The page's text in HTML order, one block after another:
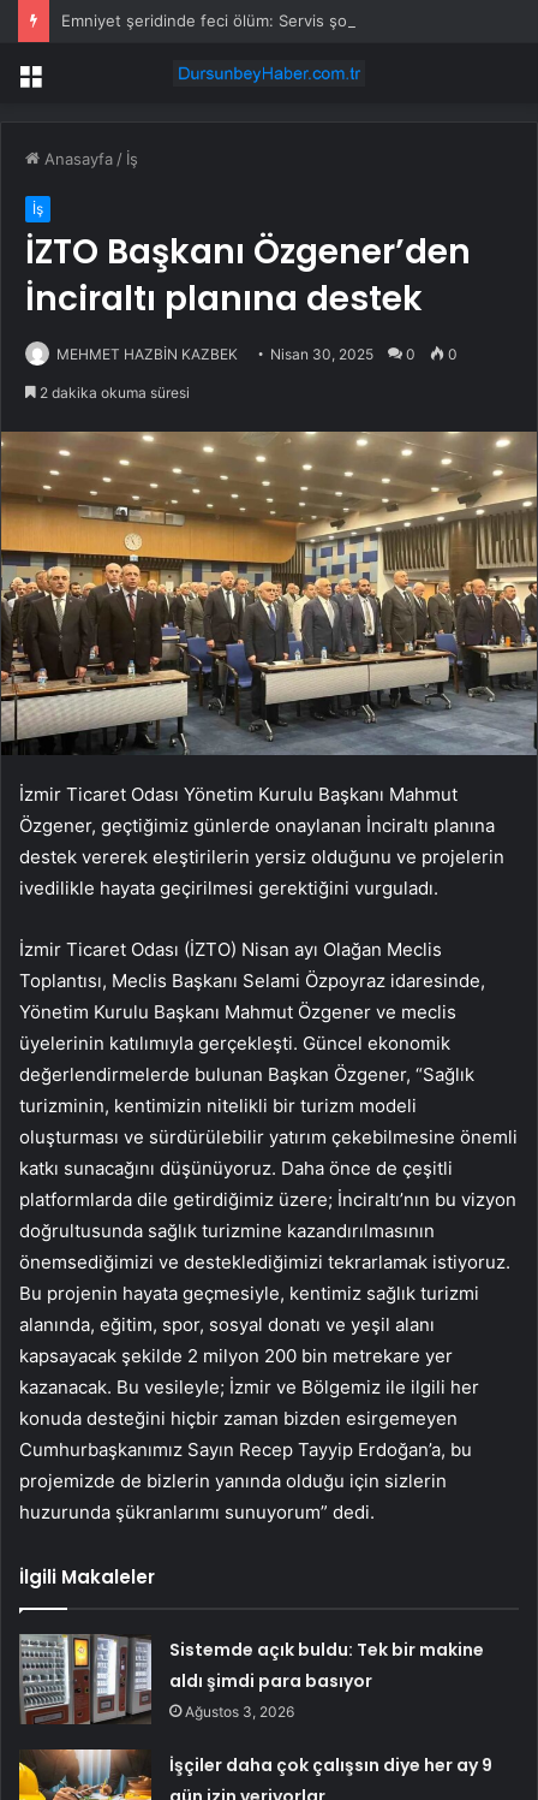
Menü
Anasayfa / İş
İş
İZTO Başkanı Özgener’den
İnciraltı planına destek
MEHMET HAZBİN KAZBEK Nisan 30, 2025 0 0
2 dakika okuma süresi
İzmir Ticaret Odası Yönetim Kurulu Başkanı Mahmut
Özgener, geçtiğimiz günlerde onaylanan İnciraltı planına
destek vererek eleştirilerin yersiz olduğunu ve projelerin
ivedilikle hayata geçirilmesi gerektiğini vurguladı.
İzmir Ticaret Odası (İZTO) Nisan ayı Olağan Meclis
Toplantısı, Meclis Başkanı Selami Özpoyraz idaresinde,
Yönetim Kurulu Başkanı Mahmut Özgener ve meclis
üyelerinin katılımıyla gerçekleşti. Güncel ekonomik
değerlendirmelerde bulunan Başkan Özgener, “Sağlık
turizminin, kentimizin nitelikli bir turizm modeli
oluşturması ve sürdürülebilir yatırım çekebilmesine önemli
katkı sunacağını düşünüyoruz. Daha önce de çeşitli
platformlarda dile getirdiğimiz üzere; İnciraltı’nın bu vizyon
doğrultusunda sağlık turizmine kazandırılmasının
önemsediğimizi ve desteklediğimizi tekrarlamak istiyoruz.
Bu projenin hayata geçmesiyle, kentimiz sağlık turizmi
alanında, eğitim, spor, sosyal donatı ve yeşil alanı
kapsayacak şekilde 2 milyon 200 bin metrekare yer
kazanacak. Bu vesileyle; İzmir ve Bölgemiz ile ilgili her
konuda desteğini hiçbir zaman bizden esirgemeyen
Cumhurbaşkanımız Sayın Recep Tayyip Erdoğan’a, bu
projemizde de bizlerin yanında olduğu için sizlerin
huzurunda şükranlarımı sunuyorum” dedi.
İlgili Makaleler
Sistemde açık buldu: Tek bir makine
aldı şimdi para basıyor
Ağustos 3, 2026
İşçiler daha çok çalışsın diye her ay 9